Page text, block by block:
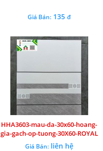
Giá Bán:135 đ
HHA3603-mau-da-30x60-hoang-
gia-gach-op-tuong-30X60-ROYAL
Giá Bán:liên hệ